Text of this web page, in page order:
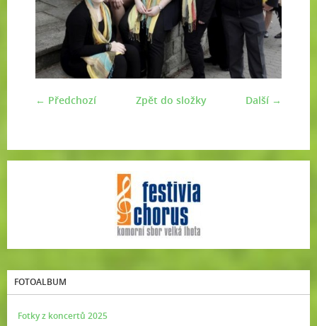
← Předchozí Další →
Zpět do složky
FOTOALBUM
Fotky z koncertů 2025